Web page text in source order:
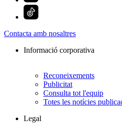
Contacta amb nosaltres
Informació corporativa
Reconeixements
Publicitat
Consulta tot l'equip
Totes les notícies
Legal